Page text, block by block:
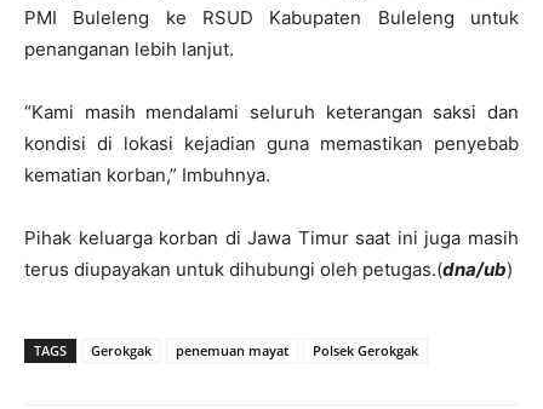
PMI Buleleng ke RSUD Kabupaten Buleleng untuk
penanganan lebih lanjut.
“Kami masih mendalami seluruh keterangan saksi dan
kondisi di lokasi kejadian guna memastikan penyebab
kematian korban,” Imbuhnya.
Pihak keluarga korban di Jawa Timur saat ini juga masih
terus diupayakan untuk dihubungi oleh petugas.(dna/ub)
TAGS Gerokgak penemuan mayat Polsek Gerokgak